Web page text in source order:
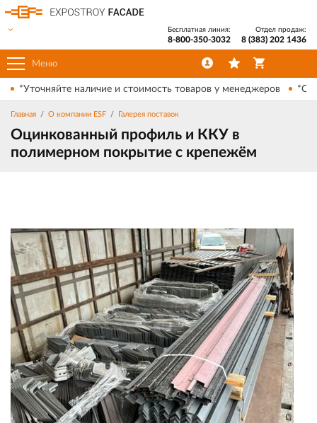
Меню
Бесплатная линия:
8-800-350-3032
Отдел продаж:
8 (383) 202 1436
*Уточняйте наличие и стоимость товаров у менеджеров
Главная О компании ESF Галерея поставок
Оцинкованный профиль и ККУ в
полимерном покрытие с крепежём